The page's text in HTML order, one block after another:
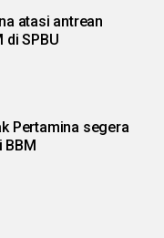
atasi antrean
di SPBU
Pertamina segera
BBM